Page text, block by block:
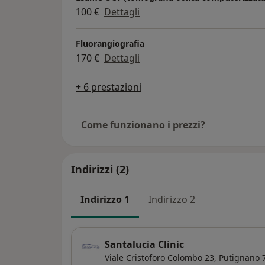
100 € Dettagli
Fluorangiografia
170 € Dettagli
+ 6 prestazioni
Come funzionano i prezzi?
Indirizzi (2)
Indirizzo 1 Indirizzo 2
Santalucia Clinic
Viale Cristoforo Colombo 23, Putignano